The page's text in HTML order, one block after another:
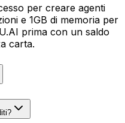
per creare agenti
e 1GB di memoria per
prima con un saldo
carta.